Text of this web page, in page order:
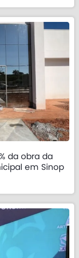
da obra da
em Sinop